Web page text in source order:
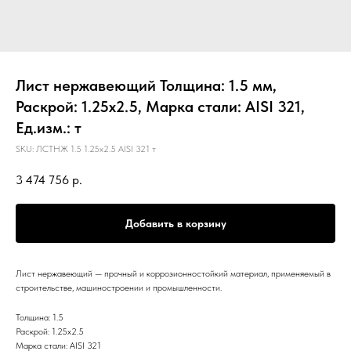
Лист нержавеющий Толщина: 1.5 мм,
Раскрой: 1.25х2.5, Марка стали: AISI 321,
Ед.изм.: т
SKU: ЛСТНЖ 1.5 1.25х2.5 AISI 321 т
3 474 756 р.
Добавить в корзину
Лист нержавеющий — прочный и коррозионностойкий материал, применяемый в
строительстве, машиностроении и промышленности.
Толщина: 1.5
Раскрой: 1.25х2.5
Марка стали: AISI 321